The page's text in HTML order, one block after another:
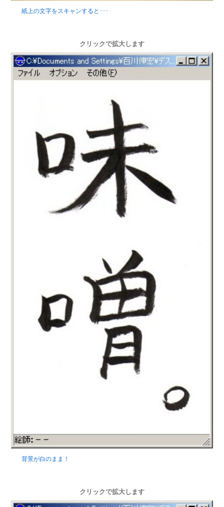
紙上の文字をスキャンすると･･･
クリックで拡大します
背景が白のまま！
クリックで拡大します